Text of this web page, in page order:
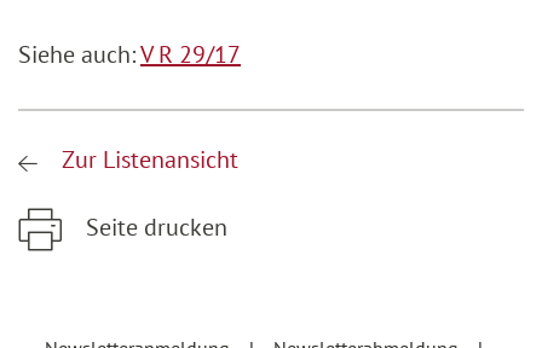
Siehe auch:V R 29/17
Zur Listenansicht
Seite drucken